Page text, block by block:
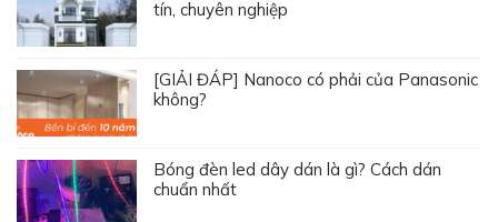
tín, chuyên nghiệp
[GIẢI ĐÁP] Nanoco có phải của Panasonic
không?
Bóng đèn led dây dán là gì? Cách dán
chuẩn nhất